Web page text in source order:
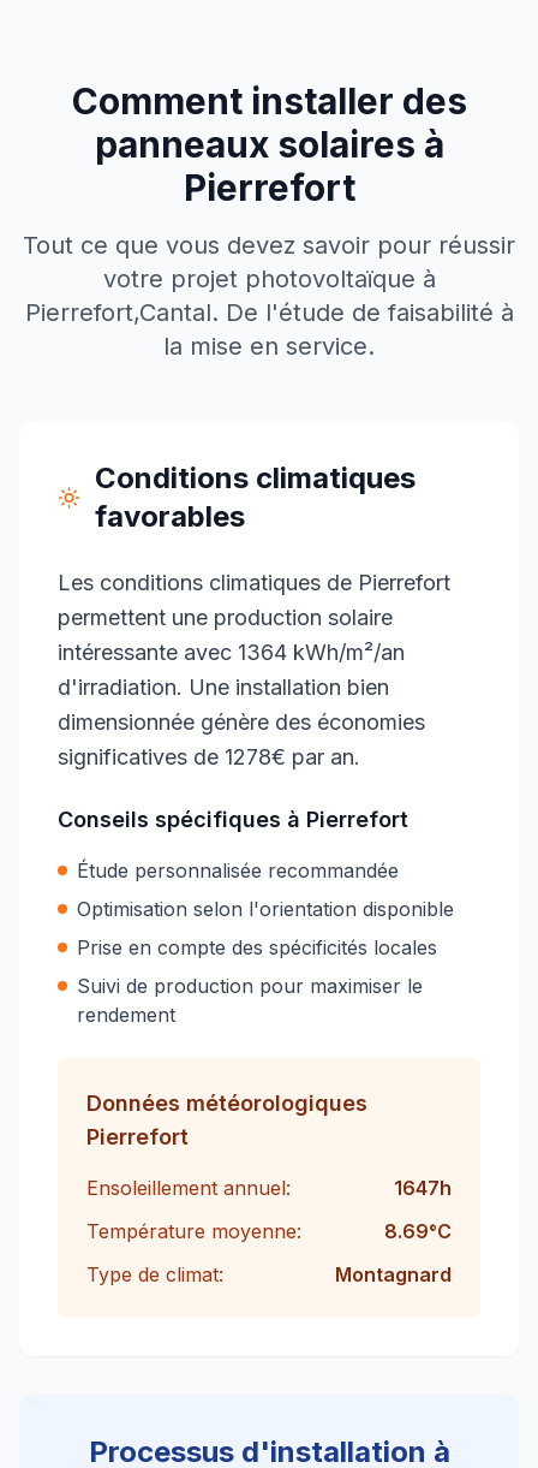
Comment installer des
panneaux solaires à
Pierrefort
Tout ce que vous devez savoir pour réussir
votre projet photovoltaïque à
Pierrefort,Cantal. De l'étude de faisabilité à
la mise en service.
Conditions climatiques
favorables
Les conditions climatiques de Pierrefort
permettent une production solaire
intéressante avec 1364 kWh/m²/an
d'irradiation. Une installation bien
dimensionnée génère des économies
significatives de 1278€ par an.
Conseils spécifiques à Pierrefort
Étude personnalisée recommandée
Optimisation selon l'orientation disponible
Prise en compte des spécificités locales
Suivi de production pour maximiser le
rendement
Données météorologiques
Pierrefort
Ensoleillement annuel: 1647h
Température moyenne:
8.69°C
Type de climat:
Montagnard
Processus d'installation à